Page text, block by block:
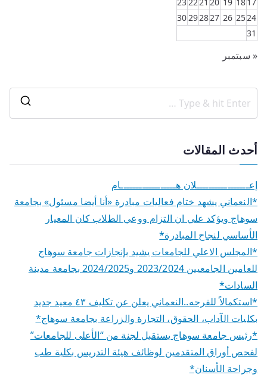
24
25
26
27
28
29
30
31
« سبتمبر
أحدث المقالات
إعـــــــــــــــــلان هــــــــــــــــــام
*النعماني يشهد ختام فعاليات مبادرة «أنا أيضا مسئول» بجامعة
سوهاج ويؤكد علي ان التزام ووعي الطلاب كان المعيار
الأساسي لنجاح المبادرة*
*المجلس الاعلي للجامعات يشيد بإنجازات جامعة سوهاج
للعامين الجامعيين 2023/2024 و2024/2025 بجامعة مدينة
السادات*
*استكمالاً للفرحه..النعماني يعلن عن تكليف ٤٣ معيد جديد
بكليات الآداب، الحقوق، التجارة والزراعة بجامعة سوهاج*
*رئيس جامعة سوهاج يستقبل لجنة من “الأعلى للجامعات”
لفحص أوراق المتقدمين لوظائف هيئة التدريس بكلية طب
وجراحة الأسنان*